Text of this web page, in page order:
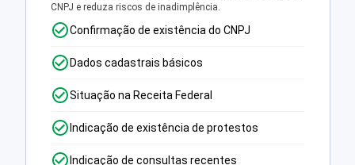
CNPJ e reduza riscos de inadimplência.
Confirmação de existência do CNPJ
Dados cadastrais básicos
Situação na Receita Federal
Indicação de existência de protestos
Indicação de consultas recentes